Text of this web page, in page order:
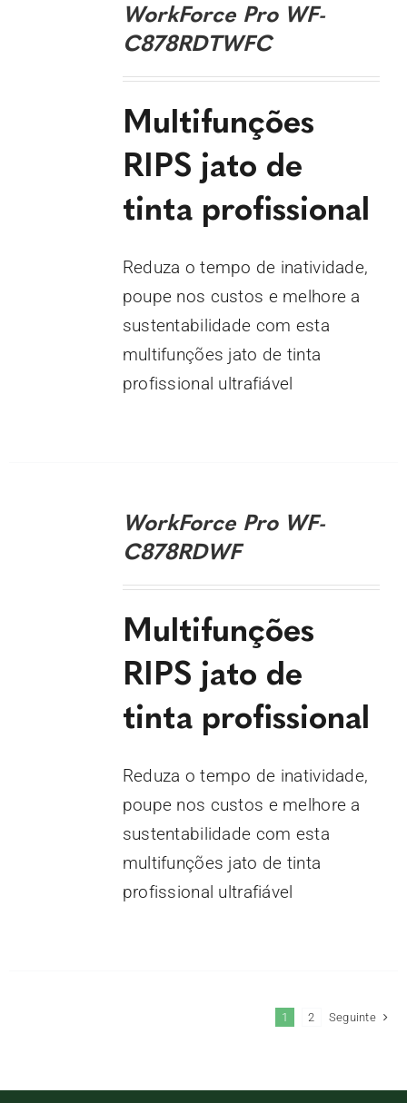
WorkForce Pro WF-
C878RDTWFC
Multifunções
RIPS jato de
tinta profissional
Reduza o tempo de inatividade,
poupe nos custos e melhore a
sustentabilidade com esta
multifunções jato de tinta
profissional ultrafiável
WorkForce Pro WF-
C878RDWF
Multifunções
RIPS jato de
tinta profissional
Reduza o tempo de inatividade,
poupe nos custos e melhore a
sustentabilidade com esta
multifunções jato de tinta
profissional ultrafiável
1 2 Seguinte